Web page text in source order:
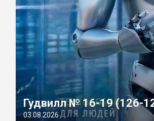
Гудвилл № 16-19 (126-
03.08.2026